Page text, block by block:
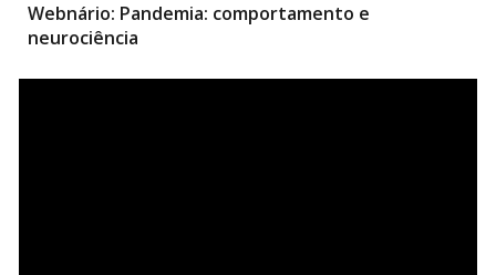
Webnário: Pandemia: comportamento e
neurociência